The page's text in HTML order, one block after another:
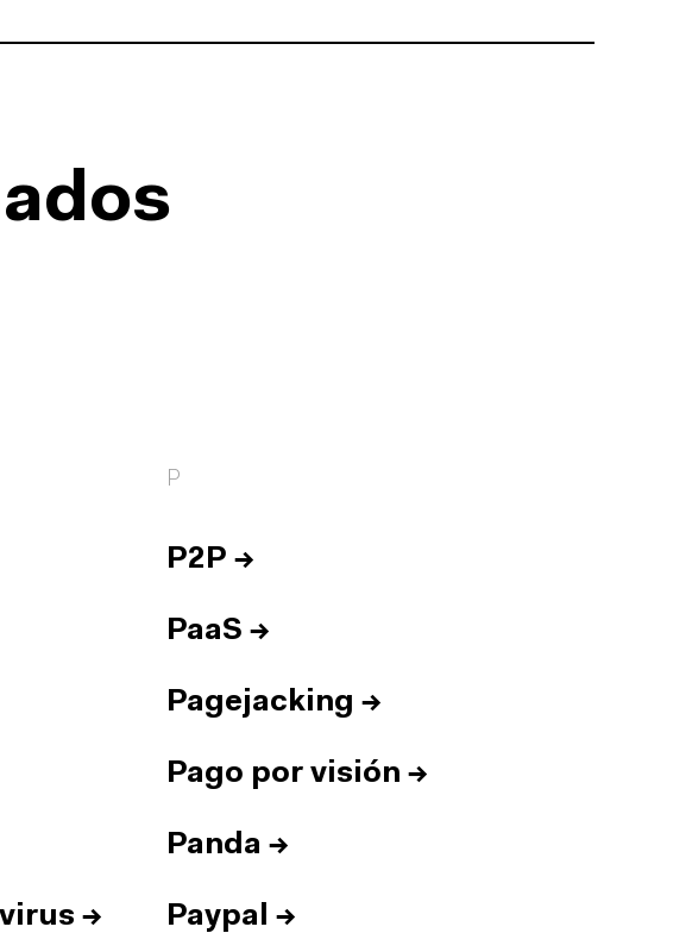
→
P
P2P →
PaaS →
Pagejacking →
Pago por visión →
Panda →
Paypal →